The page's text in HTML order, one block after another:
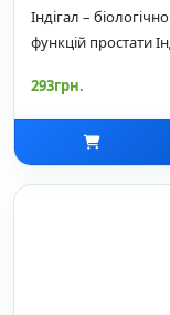
Індігал –
функцій простати
293грн.